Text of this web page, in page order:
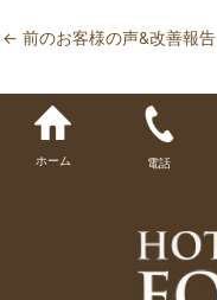
← 前のお客様の声&改善報告
ホーム 電話